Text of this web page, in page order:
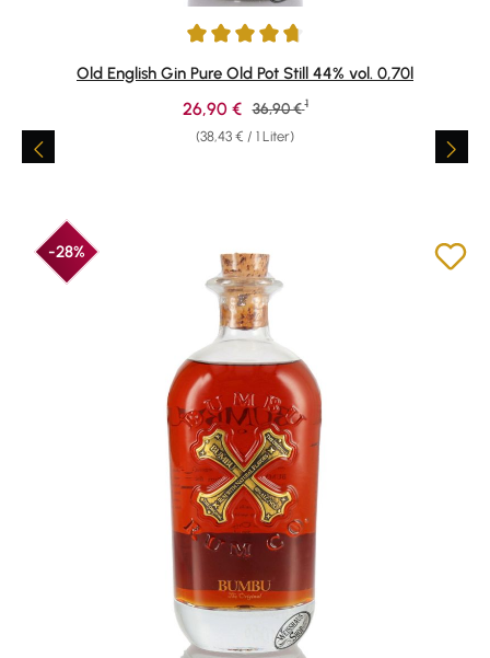
Durchschnittliche Bewertung von 4.85 von 5 Sternen
Old English Gin Pure Old Pot Still 44% vol. 0,70l
(38,43 € / 1 Liter)
Verkaufspreis:
26,90 € Regulärer Preis:
36,90 € 1
-28%